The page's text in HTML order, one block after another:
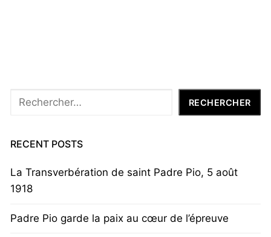
Rechercher RECHERCHER
RECENT POSTS
La Transverbération de saint Padre Pio, 5 août
1918
Padre Pio garde la paix au cœur de l’épreuve